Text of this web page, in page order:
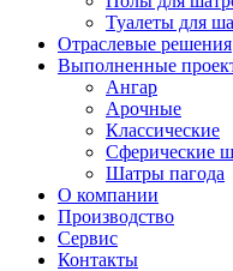
Туалеты для
Отраслевые решения
Выполненные
Ангар
Арочные
Классические
Сферические
Шатры пагода
О компании
Производство
Сервис
Контакты